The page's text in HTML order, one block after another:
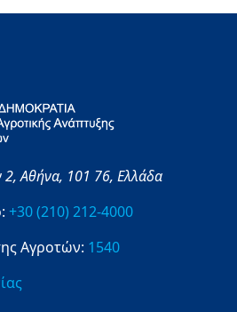
2,Αθήνα, 101 76, Ελλάδα
+30 (210) 212-4000
Αγροτών: 1540